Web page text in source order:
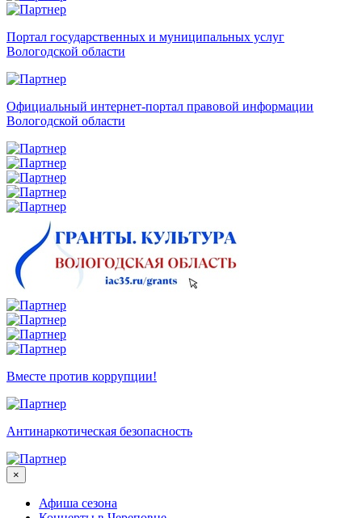
Портал государственных и муниципальных услуг
Вологодской области
Официальный интернет-портал правовой информации
Вологодской области
Вместе против коррупции!
Антинаркотическая безопасность
×
Афиша сезона